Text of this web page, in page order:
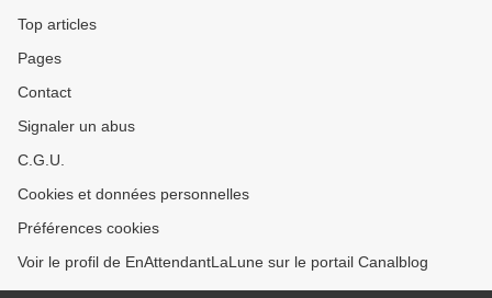
Top articles
Pages
Contact
Signaler un abus
C.G.U.
Cookies et données personnelles
Préférences cookies
Voir le profil de EnAttendantLaLune sur le portail Canalblog